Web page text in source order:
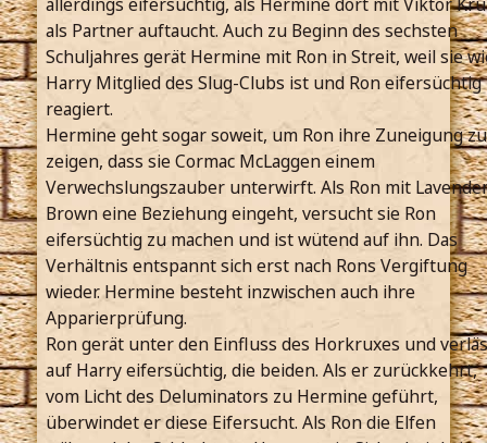
als Partner auftaucht. Auch zu Beginn des sechsten
Schuljahres gerät Hermine mit Ron in Streit, weil sie
Harry Mitglied des Slug-Clubs ist und Ron eifersüchtig
reagiert.
Hermine geht sogar soweit, um Ron ihre Zuneigung zu
zeigen, dass sie Cormac McLaggen einem
Verwechslungszauber unterwirft. Als Ron mit
Brown eine Beziehung eingeht, versucht sie Ron
eifersüchtig zu machen und ist wütend auf ihn. Das
Verhältnis entspannt sich erst nach Rons Vergiftung
wieder. Hermine besteht inzwischen auch ihre
Apparierprüfung.
Ron gerät unter den Einfluss des Horkruxes und
auf Harry eifersüchtig, die beiden. Als er zurückkehrt,
vom Licht des Deluminators zu Hermine geführt,
überwindet er diese Eifersucht. Als Ron die Elfen